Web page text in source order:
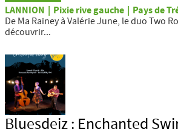
LANNION Pixie rive gauche
Pays de
De Ma Rainey à Valérie June, le duo Two
découvrir...
Bluesdeiz : Enchanted